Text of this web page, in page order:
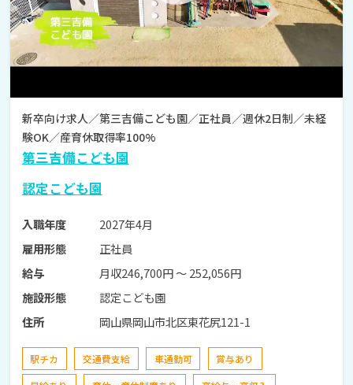
新卒向け求人／第三吉備こども園／正社員／週休2日制／未経
験OK／産育休取得率100%
第三吉備こども園
認定こども園
入職年度
2027年4月
雇用形態
正社員
給与
月収246,700円 〜 252,056円
施設形態
認定こども園
住所
岡山県岡山市北区東花尻121-1
駅チカ 交通費支給 車通勤可
賞与あり